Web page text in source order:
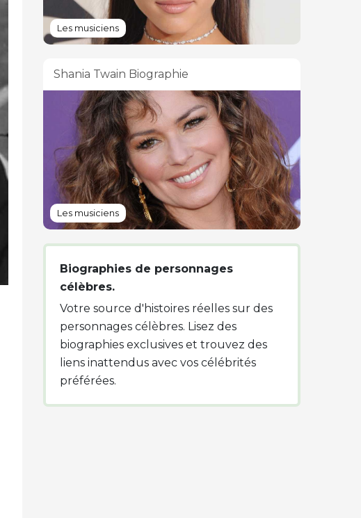
Les musiciens
Shania Twain Biographie
Les musiciens
Biographies de personnages
célèbres.
Votre source d'histoires réelles sur des
personnages célèbres. Lisez des
biographies exclusives et trouvez des
liens inattendus avec vos célébrités
préférées.